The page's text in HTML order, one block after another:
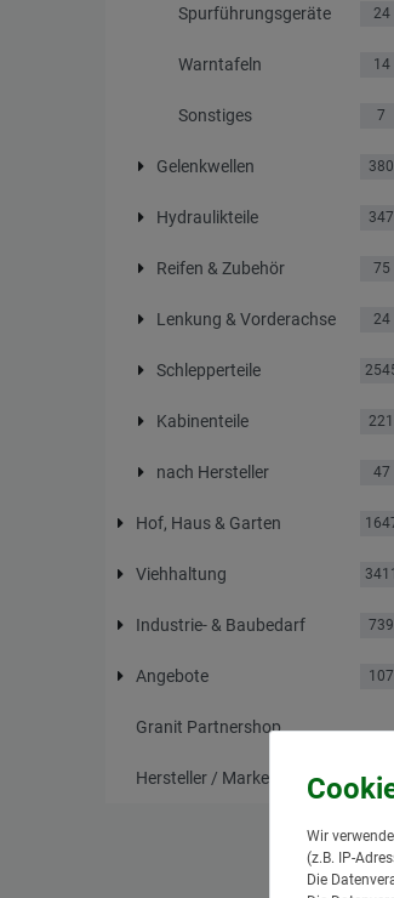
Spurführungsgeräte 24
Warntafeln 14
Sonstiges 7
Gelenkwellen 380
Hydraulikteile 347
Reifen & Zubehör 75
Lenkung & Vorderachse 24
Schlepperteile
Kabinenteile 221
nach Hersteller 47
Hof, Haus & Garten
Viehhaltung 3411
Industrie- & Baubedarf 739
Angebote 107
Granit Partnershop
Hersteller / Marken
Wir
(z.B. IP-
Die